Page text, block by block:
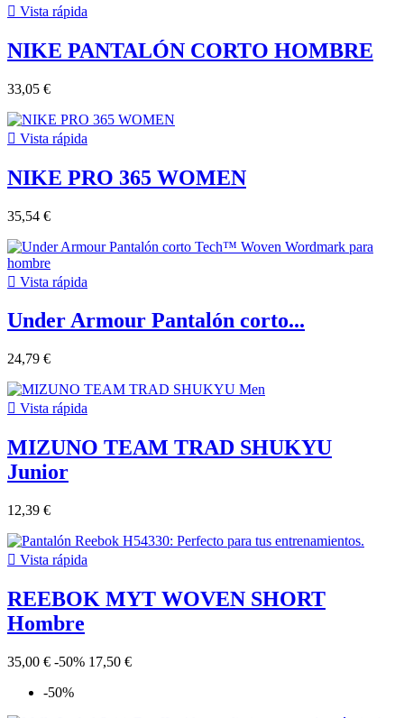
 Vista rápida
NIKE PANTALÓN CORTO HOMBRE
33,05 €
 Vista rápida
NIKE PRO 365 WOMEN
35,54 €
 Vista rápida
Under Armour Pantalón corto...
24,79 €
 Vista rápida
MIZUNO TEAM TRAD SHUKYU
Junior
12,39 €
 Vista rápida
REEBOK MYT WOVEN SHORT
Hombre
35,00 € -50% 17,50 €
-50%